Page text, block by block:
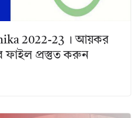
2022-23 । আয়কর
ফাইল প্রস্তুত করুন